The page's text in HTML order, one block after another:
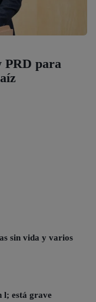
PRD para
sin vida y varios
l; está grave